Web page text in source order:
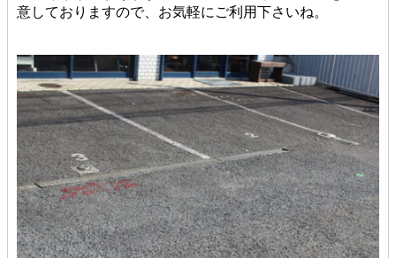
意しておりますので、お気軽にご利用下さいね。